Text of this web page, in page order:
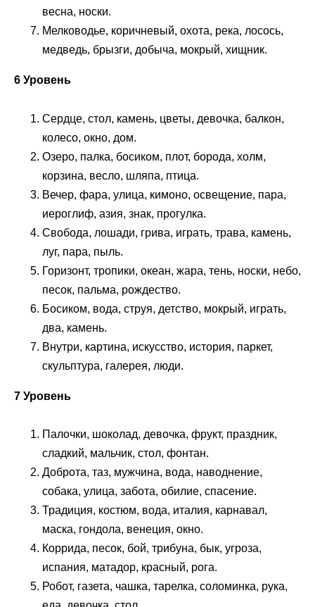
весна, носки.
Мелководье, коричневый, охота, река, лосось,
медведь, брызги, добыча, мокрый, хищник.
6 Уровень
Сердце, стол, камень, цветы, девочка, балкон,
колесо, окно, дом.
Озеро, палка, босиком, плот, борода, холм,
корзина, весло, шляпа, птица.
Вечер, фара, улица, кимоно, освещение, пара,
иероглиф, азия, знак, прогулка.
Свобода, лошади, грива, играть, трава, камень,
луг, пара, пыль.
Горизонт, тропики, океан, жара, тень, носки, небо,
песок, пальма, рождество.
Босиком, вода, струя, детство, мокрый, играть,
два, камень.
Внутри, картина, искусство, история, паркет,
скульптура, галерея, люди.
7 Уровень
Палочки, шоколад, девочка, фрукт, праздник,
сладкий, мальчик, стол, фонтан.
Доброта, таз, мужчина, вода, наводнение,
собака, улица, забота, обилие, спасение.
Традиция, костюм, вода, италия, карнавал,
маска, гондола, венеция, окно.
Коррида, песок, бой, трибуна, бык, угроза,
испания, матадор, красный, рога.
Робот, газета, чашка, тарелка, соломинка, рука,